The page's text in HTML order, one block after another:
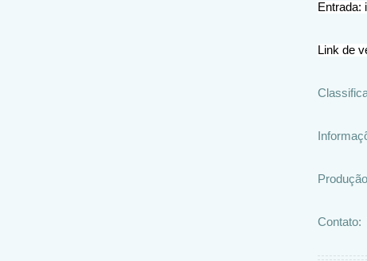
Entrada:
Link de
Contato: